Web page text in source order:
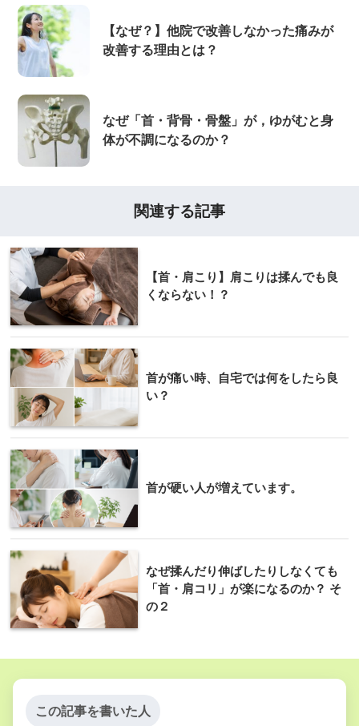
【なぜ？】他院で改善しなかった痛みが
改善する理由とは？
なぜ「首・背骨・骨盤」が，ゆがむと身
体が不調になるのか？
関連する記事
【首・肩こり】肩こりは揉んでも良
くならない！？
首が痛い時、自宅では何をしたら良
い？
首が硬い人が増えています。
なぜ揉んだり伸ばしたりしなくても
「首・肩コリ」が楽になるのか？ そ
の２
この記事を書いた人